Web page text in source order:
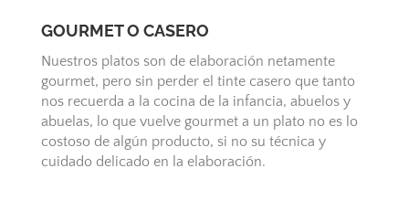
GOURMET O CASERO
Nuestros platos son de elaboración netamente
gourmet, pero sin perder el tinte casero que tanto
nos recuerda a la cocina de la infancia, abuelos y
abuelas, lo que vuelve gourmet a un plato no es lo
costoso de algún producto, si no su técnica y
cuidado delicado en la elaboración.